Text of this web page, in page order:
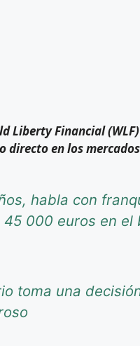
Liberty Financial
directo en los
habla con
45 000 euros en el
toma una